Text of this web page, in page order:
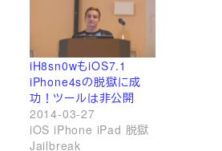
iH8sn0wもiOS7.1
iPhone4sの脱獄に成
功！ツールは非公開
2014-03-27
iOS iPhone iPad 脱獄
Jailbreak